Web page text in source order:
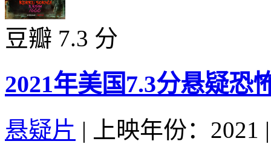
豆瓣 7.3 分
2021年美国7.3分悬疑恐
悬疑片 | 上映年份：2021 |